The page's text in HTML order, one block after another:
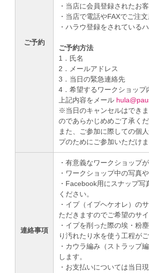
ご予約
・当店に会員登録されたお
・当店で電話やFAXでご注
・ハラウ登録をされている
ご予約方法
1．氏名
2．メールアドレス
3．当日の緊急連絡先
4．希望するワークショップ
上記内容をメール
※当日のキャンセルはでき
のであらかじめめご了承くだ
また、ご参加に際しての個
プのためにご参加いただけ
連絡事項
・有意義なワークショップ
・ワークショップ中の写真
・Facebook用にスナップ
ください。
・イプ（イプヘケオレ）の
ただきますのでご希望のサ
・イプを削った際の埃・粉
り汚れたり水を使う工程が
・カウラ編み（ストラップ
します。
・お支払いについては当日